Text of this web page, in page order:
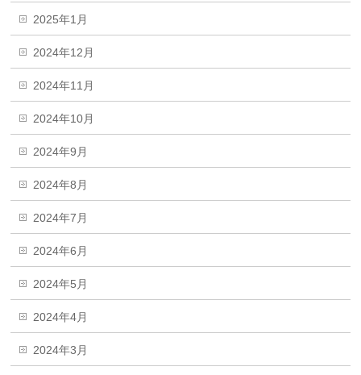
2025年1月
2024年12月
2024年11月
2024年10月
2024年9月
2024年8月
2024年7月
2024年6月
2024年5月
2024年4月
2024年3月